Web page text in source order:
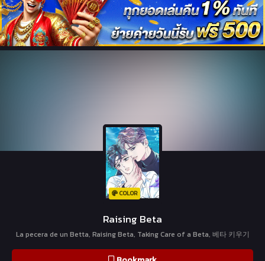
COLOR
Raising Beta
La pecera de un Betta, Raising Beta, Taking Care of a Beta, 베타 키우기